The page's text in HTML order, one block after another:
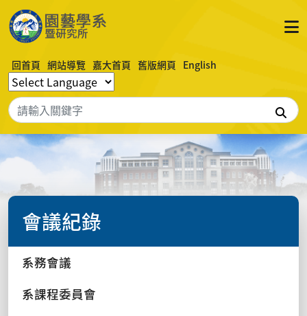
回首頁 網站導覽 嘉大首頁 舊版網頁 English
搜尋
會議紀錄
系務會議
系課程委員會